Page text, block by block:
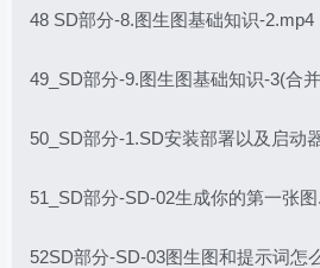
48 SD部分-8.图生图基础知识-2.mp4
49_SD部分-9.图生图基础知识-3(合
50_SD部分-1.SD安装部署以及启动
51_SD部分-SD-02生成你的第一张
52SD部分-SD-03图生图和提示词怎